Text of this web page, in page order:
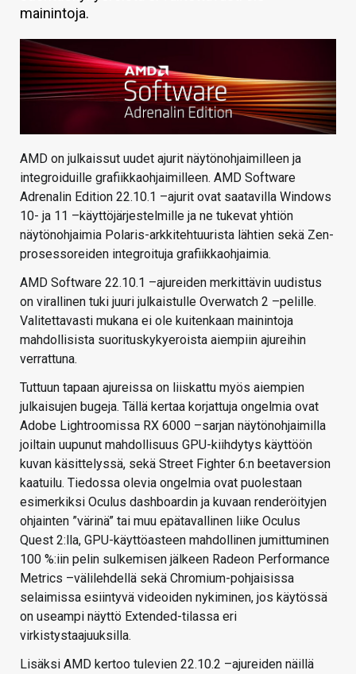
VAIHDA TEEMA
mainintoja.
AMD on julkaissut uudet ajurit näytönohjaimilleen ja
integroiduille grafiikkaohjaimilleen. AMD Software
Adrenalin Edition 22.10.1 –ajurit ovat saatavilla Windows
10- ja 11 –käyttöjärjestelmille ja ne tukevat yhtiön
näytönohjaimia Polaris-arkkitehtuurista lähtien sekä Zen-
prosessoreiden integroituja grafiikkaohjaimia.
AMD Software 22.10.1 –ajureiden merkittävin uudistus
on virallinen tuki juuri julkaistulle Overwatch 2 –pelille.
Valitettavasti mukana ei ole kuitenkaan mainintoja
mahdollisista suorituskykyeroista aiempiin ajureihin
verrattuna.
Tuttuun tapaan ajureissa on liiskattu myös aiempien
julkaisujen bugeja. Tällä kertaa korjattuja ongelmia ovat
Adobe Lightroomissa RX 6000 –sarjan näytönohjaimilla
joiltain uupunut mahdollisuus GPU-kiihdytys käyttöön
kuvan käsittelyssä, sekä Street Fighter 6:n beetaversion
kaatuilu. Tiedossa olevia ongelmia ovat puolestaan
esimerkiksi Oculus dashboardin ja kuvaan renderöityjen
ohjainten ”värinä” tai muu epätavallinen liike Oculus
Quest 2:lla, GPU-käyttöasteen mahdollinen jumittuminen
100 %:iin pelin sulkemisen jälkeen Radeon Performance
Metrics –välilehdellä sekä Chromium-pohjaisissa
selaimissa esiintyvä videoiden nykiminen, jos käytössä
on useampi näyttö Extended-tilassa eri
virkistystaajuuksilla.
Lisäksi AMD kertoo tulevien 22.10.2 –ajureiden näillä